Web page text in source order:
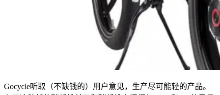
Gocycle听取（不缺钱的）用户意见，生产尽可能轻的产品。